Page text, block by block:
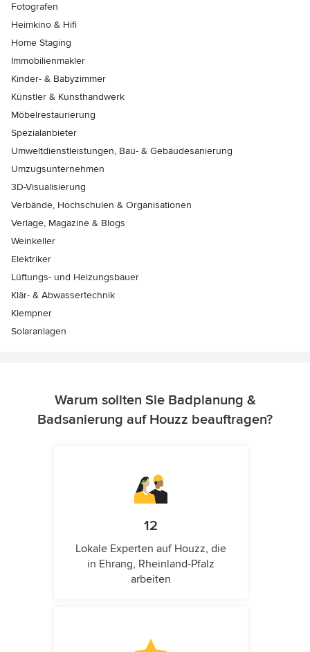
Fotografen
Heimkino & Hifi
Home Staging
Immobilienmakler
Kinder- & Babyzimmer
Künstler & Kunsthandwerk
Möbelrestaurierung
Spezialanbieter
Umweltdienstleistungen, Bau- & Gebäudesanierung
Umzugsunternehmen
3D-Visualisierung
Verbände, Hochschulen & Organisationen
Verlage, Magazine & Blogs
Weinkeller
Elektriker
Lüftungs- und Heizungsbauer
Klär- & Abwassertechnik
Klempner
Solaranlagen
Warum sollten Sie Badplanung &
Badsanierung auf Houzz beauftragen?
12
Lokale Experten auf Houzz, die
in Ehrang, Rheinland-Pfalz
arbeiten